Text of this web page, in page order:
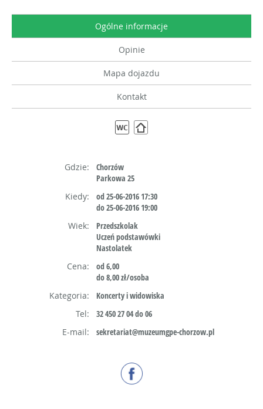
Ogólne informacje
Opinie
Mapa dojazdu
Kontakt
Gdzie:
Chorzów
Parkowa 25
Kiedy:
od 25-06-2016 17:30
do 25-06-2016 19:00
Wiek:
Przedszkolak
Uczeń podstawówki
Nastolatek
Cena:
od 6,00
do 8,00 zł/osoba
Kategoria:
Koncerty i widowiska
Tel:
32 450 27 04 do 06
E-mail:
sekretariat@muzeumgpe-chorzow.pl